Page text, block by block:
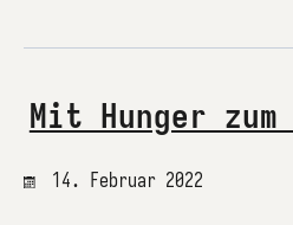
Mit Hunger zum
14. Februar 2022